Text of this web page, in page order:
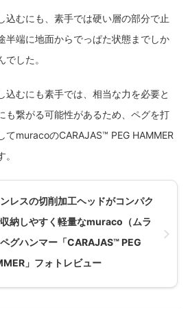
込むにも、素手では硬い層の部分で止
半端に地面からでっぱた状態までしか
した。
込むにも素手では、相当な力を必要と
も繋がる可能性があるため、ペグを打
てmuracoのCARAJAS™ PEG HAMMER
レスの切削加工ヘッドがコンパク
収納しやすく軽量なmuraco（ムラ
グハンマー「CARAJAS™ PEG
」フォトレビュー